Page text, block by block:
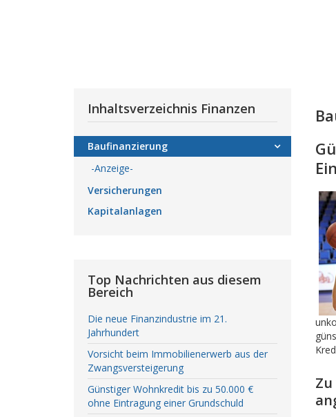
Inhaltsverzeichnis Finanzen
Baufinanzierung
-Anzeige-
Versicherungen
Kapitalanlagen
Top Nachrichten aus diesem
Bereich
Die neue Finanzindustrie im 21.
Jahrhundert
Vorsicht beim Immobilienerwerb aus der
Zwangsversteigerung
Günstiger Wohnkredit bis zu 50.000 €
ohne Eintragung einer Grundschuld